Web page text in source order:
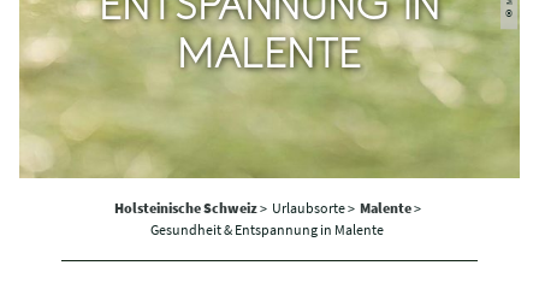
ENTSPANNUNG IN
MALENTE
Holsteinische Schweiz> Urlaubsorte > Malente>
Gesundheit & Entspannung in Malente